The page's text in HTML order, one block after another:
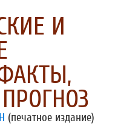
И
(печатное издание)